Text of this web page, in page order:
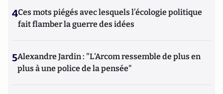
4Ces mots piégés avec lesquels l’écologie politique
fait flamber la guerre des idées
5Alexandre Jardin : "L'Arcom ressemble de plus en
plus à une police de la pensée"